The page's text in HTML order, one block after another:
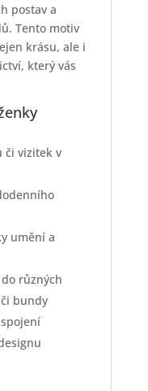
postav a
Tento motiv
krásu, ale i
který vás
či vizitek v
umění a
různých
bundy